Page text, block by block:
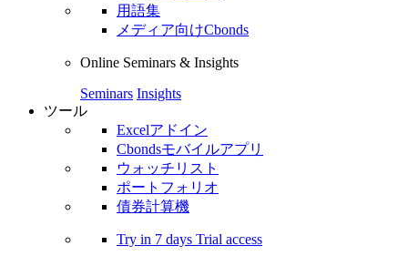
用語集
メディア向けCbonds
Online Seminars & Insights
Seminars Insights
ツール
Excelアドイン
Cbondsモバイルアプリ
ウォッチリスト
ポートフォリオ
債券計算機
Try in 7 days Trial access